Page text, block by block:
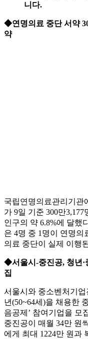
니다.
◆연명의료 중단 서약
약
국립연명의료관리기관
가 9일 기준 300만
인구의 약 6.8%에 달했
은 4명 중 1명이 연명의
의료 중단이 실제 이행
◆서울시-중진공, 청년·
집
서울시와 중소벤처기
년(50~64세)을 채용한
음공제’ 참여기업을 모
중진공이 매월 34만 원
에게 최대 1224만 원과